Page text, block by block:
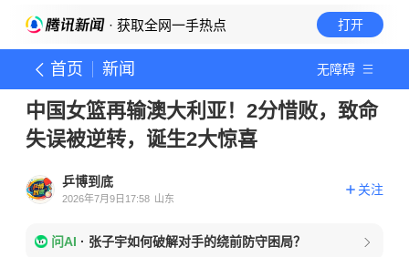
· 获取全网一手热点 打开
首页 新闻 无障碍
中国女篮再输澳大利亚！2分惜败，致命
失误被逆转，诞生2大惊喜
乒博到底
2026年7月9日17:58 山东
关注
问AI · 张子宇如何破解对手的绕前防守困局？